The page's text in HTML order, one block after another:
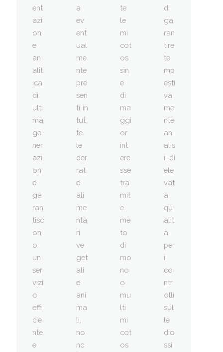
ent
azi
on
e
an
alit
ica
di
ulti
ma
ge
ner
azi
on
e
ga
ran
tisc
on
o
un
ser
vizi
o
effi
cie
nte
e
a
ev
ent
ual
me
nte
pre
sen
ti in
tut
te
le
der
rat
e
ali
me
nta
ri
ve
get
ali
e
ani
ma
li,
no
nc
te
le
mi
cot
os
sin
e
di
ma
ggi
or
int
ere
sse
tra
mit
e
me
to
di
mo
no
o
mu
lti
mi
cot
os
di
ga
ran
tire
te
mp
esti
va
me
nte
an
alis
i di
ele
vat
a
qu
alit
à
per
i
co
ntr
olli
sul
le
dio
ssi